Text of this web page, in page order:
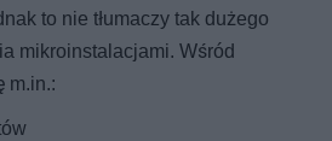
to nie tłumaczy tak dużego
mikroinstalacjami. Wśród
m.in.: